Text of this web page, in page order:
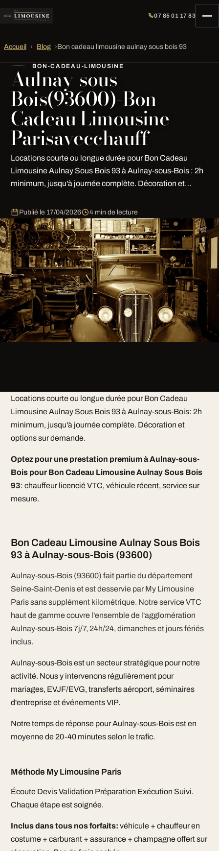
07 85 01 17 83
Accueil › Blog ›Bon cadeau limousine aulnay sous bois 93
BON-CADEAU-LIMOUSINE
Aulnay-sous-
Bois(93600)-Bon
Cadeau Limousine
Parisavecchauff
Locations courte ou longue durée pour Bon Cadeau
Limousine Aulnay Sous Bois 93 à Aulnay-sous-Bois : 2h
minimum, jusqu'à journée complète. Décoration et…
Publié le 17/04/2026 4 min de lecture
Locations courte ou longue durée pour Bon Cadeau
Limousine Aulnay Sous Bois 93 à Aulnay-sous-Bois: 2h
minimum, jusqu'à journée complète. Décoration et
options sur demande.
Optez pour une prestation premium à Aulnay-sous-
Bois pour Bon Cadeau Limousine Aulnay Sous Bois
93: chauffeur licencié VTC, véhicule récent, service sur
mesure.
Bon Cadeau Limousine Aulnay Sous Bois
93 à Aulnay-sous-Bois (93600)
Aulnay-sous-Bois (93600) fait partie du département
Seine-Saint-Denis et est desservie par My Limousine
Paris sans supplément kilométrique. Notre service VTC
haut de gamme couvre l'ensemble de l'agglomération
Aulnay-sous-Bois 7j/7, 24h/24, dimanches et jours fériés
inclus.
Aulnay-sous-Bois est un secteur stratégique pour notre
activité. Nous y intervenons régulièrement pour
mariages, EVJF/EVG, transferts aéroport, séminaires
d'entreprise et événements VIP.
Notre temps de réponse pour Aulnay-sous-Bois est en
moyenne de 20-40 minutes selon le trafic.
Méthode My Limousine Paris
Écoute Devis Validation Préparation Exécution Suivi.
Chaque étape est soignée.
Inclus dans tous nos forfaits: véhicule + chauffeur en
costume + carburant + assurance + champagne offert sur